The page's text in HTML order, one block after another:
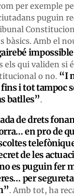
per exemple
puguin
bàsics. Amb el
qui validen si
o no. “I
i tot tampoc
batlles”.
de drets
en pro de
de les
es puguin fer
per
. Amb tot, ha